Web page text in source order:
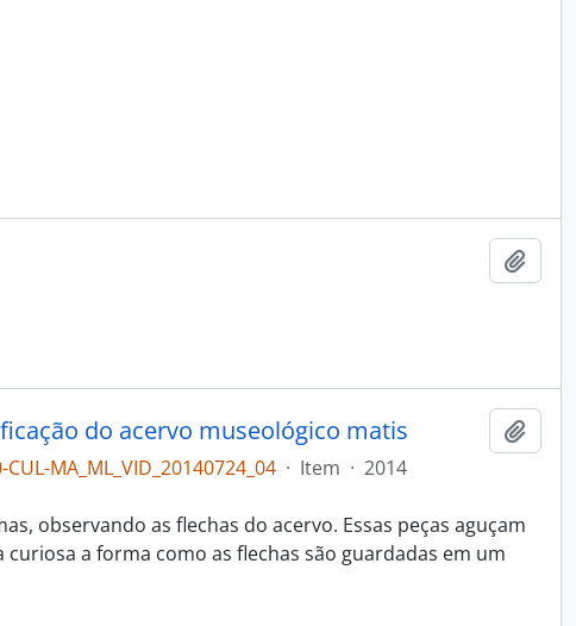
do acervo museológico matis
CUL-MA_ML_VID_20140724_04 · Item · 2014
observando as flechas do acervo. Essas peças aguçam
curiosa a forma como as flechas são guardadas em um